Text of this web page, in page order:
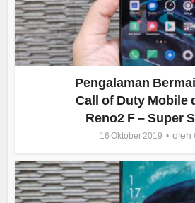
Pengalaman
Call of Duty Mobile
Reno2 F – Super
16 Oktober 2019 oleh